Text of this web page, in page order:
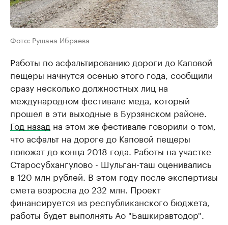
Фото: Рушана Ибраева
Работы по асфальтированию дороги до Каповой
пещеры начнутся осенью этого года, сообщили
сразу несколько должностных лиц на
международном фестивале меда, который
прошел в эти выходные в Бурзянском районе.
Год назад на этом же фестивале говорили о том,
что асфальт на дороге до Каповой пещеры
положат до конца 2018 года. Работы на участке
Старосубхангулово - Шульган-таш оценивались
в 120 млн рублей. В этом году после экспертизы
смета возросла до 232 млн. Проект
финансируется из республиканского бюджета,
работы будет выполнять Ао "Башкиравтодор".